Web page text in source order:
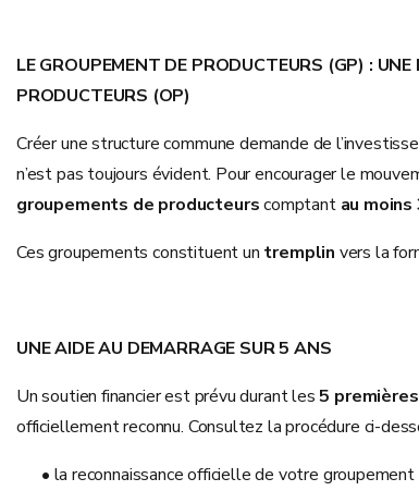
LE GROUPEMENT DE PRODUCTEURS (GP) :
PRODUCTEURS (OP)
Créer une structure commune demande de
n’est pas toujours évident. Pour encourager le
groupements de producteurscomptant au
Ces groupements constituent un tremplin vers la
UNE AIDE AU DEMARRAGE SUR 5 ANS
Un soutien financier est prévu durant les5
officiellement reconnu. Consultez la procédure ci-
• la reconnaissance officielle de votre groupement